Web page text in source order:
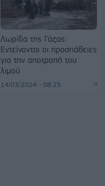
Λωρίδα της Γάζας:
Εντείνονται οι προσπάθειες
για την αποτροπή του
λιμού
14/03/2024 - 08:25